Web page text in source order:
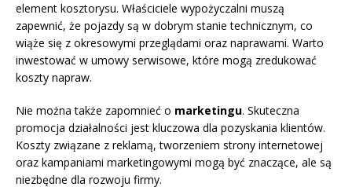
element kosztorysu. Właściciele wypożyczalni muszą
zapewnić, że pojazdy są w dobrym stanie technicznym, co
wiąże się z okresowymi przeglądami oraz naprawami. Warto
inwestować w umowy serwisowe, które mogą zredukować
koszty napraw.
Nie można także zapomnieć o marketingu. Skuteczna
promocja działalności jest kluczowa dla pozyskania klientów.
Koszty związane z reklamą, tworzeniem strony internetowej
oraz kampaniami marketingowymi mogą być znaczące, ale są
niezbędne dla rozwoju firmy.